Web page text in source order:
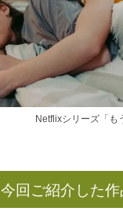
Netflixシリーズ「も
今回ご紹介した作